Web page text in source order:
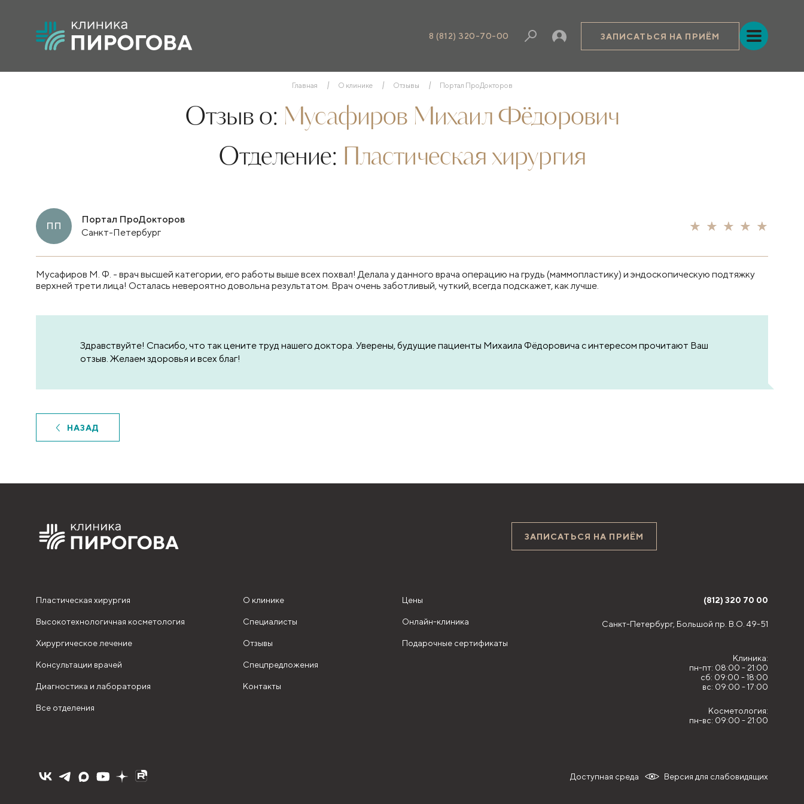
8 (812) 320-70-00 ЗАПИСАТЬСЯ НА ПРИЁМ
Главная О клинике Отзывы Портал ПроДокторов
Отзыв о: Мусафиров Михаил Фёдорович
Отделение: Пластическая хирургия
ПП
Портал ПроДокторов
Санкт-Петербург
Мусафиров М. Ф. - врач высшей категории, его работы выше всех похвал! Делала у данного врача операцию на грудь (маммопластику) и эндоскопическую подтяжку
верхней трети лица! Осталась невероятно довольна результатом. Врач очень заботливый, чуткий, всегда подскажет, как лучше.
Здравствуйте! Спасибо, что так цените труд нашего доктора. Уверены, будущие пациенты Михаила Фёдоровича с интересом прочитают Ваш
отзыв. Желаем здоровья и всех благ!
НАЗАД
ЗАПИСАТЬСЯ НА ПРИЁМ
Пластическая хирургия
Высокотехнологичная косметология
Хирургическое лечение
Консультации врачей
Диагностика и лаборатория
Все отделения
О клинике
Специалисты
Отзывы
Спецпредложения
Контакты
Цены
Онлайн-клиника
Подарочные сертификаты
(812) 320 70 00
Санкт-Петербург, Большой пр. В.О. 49-51
Клиника:
пн-пт: 08:00 - 21:00
сб: 09:00 - 18:00
вс: 09:00 - 17:00
Косметология:
пн-вс: 09:00 - 21:00
Версия для слабовидящих
Доступная среда